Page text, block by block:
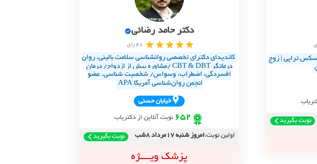
سکس تراپی | زوج
نوبت بگیرید
دکتر حامد رضائی
48 رای
کاندیدای دکترای تخصصی روانشناسی سلامت بالینی، روان‌
درمانگر CBT & DBT /مشاوره پیش از ازدواج/ درمان
افسردگی، اضطراب، وسواس/ شخصیت شناسی. عضو
انجمن روان‌شناسی آمریکا APA
خيابان حسني
652 نوبت آنلاین از دکتریاب
اولین نوبت:امروز شنبه 17مرداد 8شب نوبت بگیرید
پزشک ویــــژه